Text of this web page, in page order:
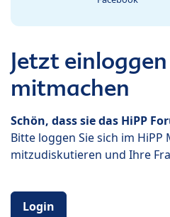
Jetzt
mitmachen
Schön, dass sie das HiPP
Bitte loggen Sie sich im HiPP
mitzudiskutieren und Ihre
Login